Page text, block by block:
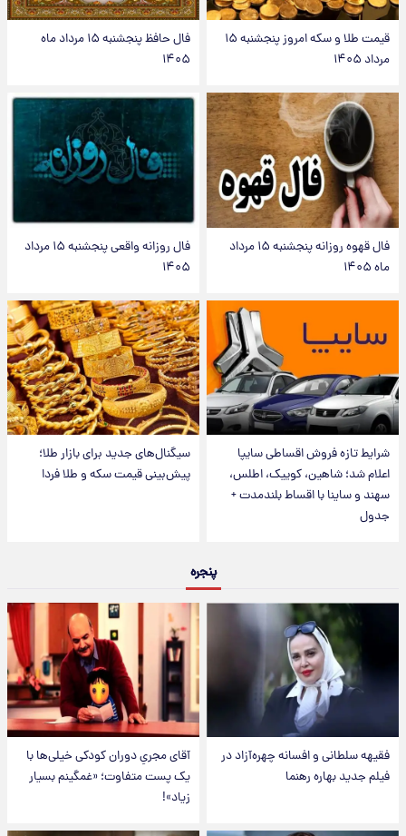
قیمت طلا و سکه امروز پنجشنبه ۱۵
مرداد ۱۴۰۵
فال حافظ پنجشنبه ۱۵ مرداد ماه
۱۴۰۵
فال قهوه روزانه پنجشنبه ۱۵ مرداد
ماه ۱۴۰۵
فال روزانه واقعی پنجشنبه ۱۵ مرداد
۱۴۰۵
شرایط تازه فروش اقساطی سایپا
اعلام شد؛ شاهین، کوییک، اطلس،
سهند و ساینا با اقساط بلندمدت +
جدول
سیگنال‌های جدید برای بازار طلا؛
پیش‌بینی قیمت سکه و طلا فردا
پنجره
فقیهه سلطانی و افسانه چهره‌آزاد در
فیلم جدید بهاره رهنما
آقای مجریِ دوران کودکی خیلی‌ها با
یک پست متفاوت؛ «غمگینم بسیار
زیاد»!